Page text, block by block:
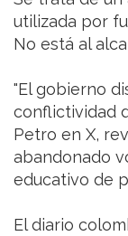
utilizada por
No está al
"El gobierno
conflictividad
Petro en X,
abandonado
educativo de
El diario